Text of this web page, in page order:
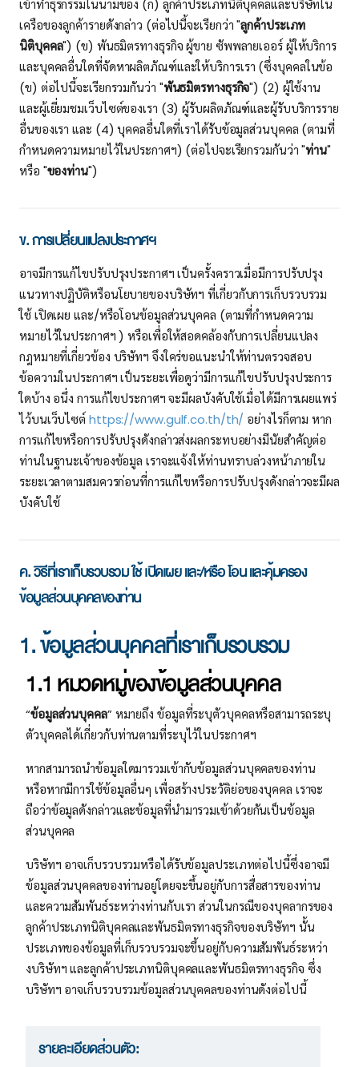
เข้าทำธุรกรรมในนามของ (ก) ลูกค้าประเภทนิติบุคคลและบริษัทใน
เครือของลูกค้ารายดังกล่าว (ต่อไปนี้จะเรียกว่า "ลูกค้าประเภท
นิติบุคคล") (ข) พันธมิตรทางธุรกิจ ผู้ขาย ซัพพลายเออร์ ผู้ให้บริการ
และบุคคลอื่นใดที่จัดหาผลิตภัณฑ์และให้บริการเรา (ซึ่งบุคคลในข้อ
(ข) ต่อไปนี้จะเรียกรวมกันว่า "พันธมิตรทางธุรกิจ") (2) ผู้ใช้งาน
และผู้เยี่ยมชมเว็บไซต์ของเรา (3) ผู้รับผลิตภัณฑ์และผู้รับบริการราย
อื่นของเรา และ (4) บุคคลอื่นใดที่เราได้รับข้อมูลส่วนบุคคล (ตามที่
กําหนดความหมายไว้ในประกาศฯ) (ต่อไปจะเรียกรวมกันว่า "ท่าน"
หรือ "ของท่าน")
ข. การเปลี่ยนแปลงประกาศฯ
อาจมีการแก้ไขปรับปรุงประกาศฯ เป็นครั้งคราวเมื่อมีการปรับปรุง
แนวทางปฏิบัติหรือนโยบายของบริษัทฯ ที่เกี่ยวกับการเก็บรวบรวม
ใช้ เปิดเผย และ/หรือโอนข้อมูลส่วนบุคคล (ตามที่กําหนดความ
หมายไว้ในประกาศฯ ) หรือเพื่อให้สอดคล้องกับการเปลี่ยนแปลง
กฎหมายที่เกี่ยวข้อง บริษัทฯ จึงใคร่ขอแนะนําให้ท่านตรวจสอบ
ข้อความในประกาศฯ เป็นระยะเพื่อดูว่ามีการแก้ไขปรับปรุงประการ
ใดบ้าง อนึ่ง การแก้ไขประกาศฯ จะมีผลบังคับใช้เมื่อได้มีการเผยแพร่
ไว้บนเว็บไซต์ https://www.gulf.co.th/th/ อย่างไรก็ตาม หาก
การแก้ไขหรือการปรับปรุงดังกล่าวส่งผลกระทบอย่างมีนัยสําคัญต่อ
ท่านในฐานะเจ้าของข้อมูล เราจะแจ้งให้ท่านทราบล่วงหน้าภายใน
ระยะเวลาตามสมควรก่อนที่การแก้ไขหรือการปรับปรุงดังกล่าวจะมีผล
บังคับใช้
ค. วิธีที่เราเก็บรวบรวม ใช้ เปิดเผย และ/หรือ โอน และคุ้มครอง
ข้อมูลส่วนบุคคลของท่าน
1. ข้อมูลส่วนบุคคลที่เราเก็บรวบรวม
1.1 หมวดหมู่ของข้อมูลส่วนบุคคล
“ข้อมูลส่วนบุคคล” หมายถึง ข้อมูลที่ระบุตัวบุคคลหรือสามารถระบุ
ตัวบุคคลได้เกี่ยวกับท่านตามที่ระบุไว้ในประกาศฯ
หากสามารถนำข้อมูลใดมารวมเข้ากับข้อมูลส่วนบุคคลของท่าน
หรือหากมีการใช้ข้อมูลอื่นๆ เพื่อสร้างประวัติย่อของบุคคล เราจะ
ถือว่าข้อมูลดังกล่าวและข้อมูลที่นำมารวมเข้าด้วยกันเป็นข้อมูล
ส่วนบุคคล
บริษัทฯ อาจเก็บรวบรวมหรือได้รับข้อมูลประเภทต่อไปนี้ซึ่งอาจมี
ข้อมูลส่วนบุคคลของท่านอยู่โดยจะขึ้นอยู่กับการสื่อสารของท่าน
และความสัมพันธ์ระหว่างท่านกับเรา ส่วนในกรณีของบุคลากรของ
ลูกค้าประเภทนิติบุคคลและพันธมิตรทางธุรกิจของบริษัทฯ นั้น
ประเภทของข้อมูลที่เก็บรวบรวมจะขึ้นอยู่กับความสัมพันธ์ระหว่า
งบริษัทฯ และลูกค้าประเภทนิติบุคคลและพันธมิตรทางธุรกิจ ซึ่ง
บริษัทฯ อาจเก็บรวบรวมข้อมูลส่วนบุคคลของท่านดังต่อไปนี้
รายละเอียดส่วนตัว: